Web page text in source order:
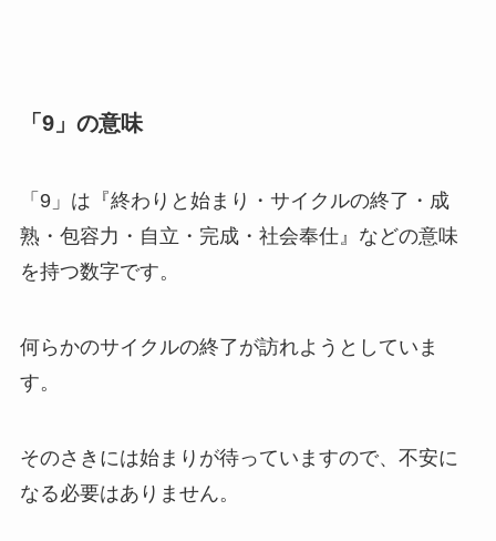
「9」の意味
「9」は『終わりと始まり・サイクルの終了・成
熟・包容力・自立・完成・社会奉仕』などの意味
を持つ数字です。
何らかのサイクルの終了が訪れようとしていま
す。
そのさきには始まりが待っていますので、不安に
なる必要はありません。